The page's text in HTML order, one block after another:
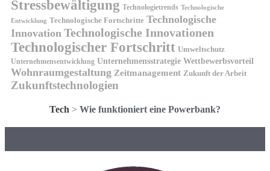
Stressbewältigung Technologietrends Technologische
Entwicklung Technologische Fortschritte Technologische
Innovation Technologische Innovationen
Technologischer Fortschritt Umweltschutz
Unternehmensentwicklung Unternehmensstrategie Wettbewerbsvorteil
Wohnraumgestaltung Zeitmanagement Zukunft der Arbeit
Zukunftstechnologien
Tech > Wie funktioniert eine Powerbank?